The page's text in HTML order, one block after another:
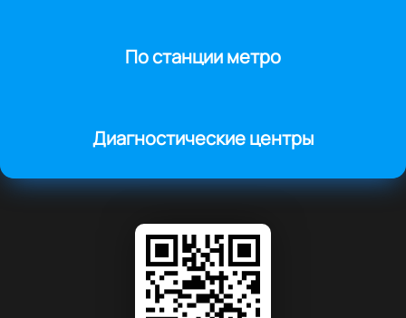
По станции метро
Диагностические центры